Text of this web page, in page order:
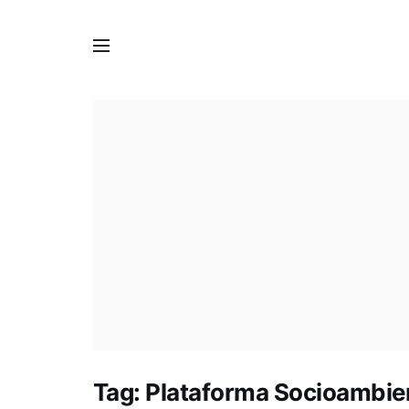
Tag: Plataforma